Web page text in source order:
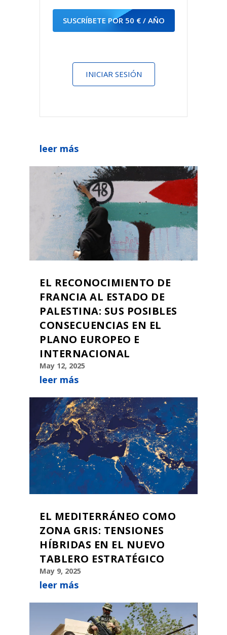
SUSCRÍBETE POR 50 € / AÑO
INICIAR SESIÓN
leer más
EL RECONOCIMIENTO DE
FRANCIA AL ESTADO DE
PALESTINA: SUS POSIBLES
CONSECUENCIAS EN EL
PLANO EUROPEO E
INTERNACIONAL
May 12, 2025
leer más
EL MEDITERRÁNEO COMO
ZONA GRIS: TENSIONES
HÍBRIDAS EN EL NUEVO
TABLERO ESTRATÉGICO
May 9, 2025
leer más